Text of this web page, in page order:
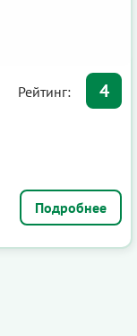
Рейтинг: 4
Подробнее